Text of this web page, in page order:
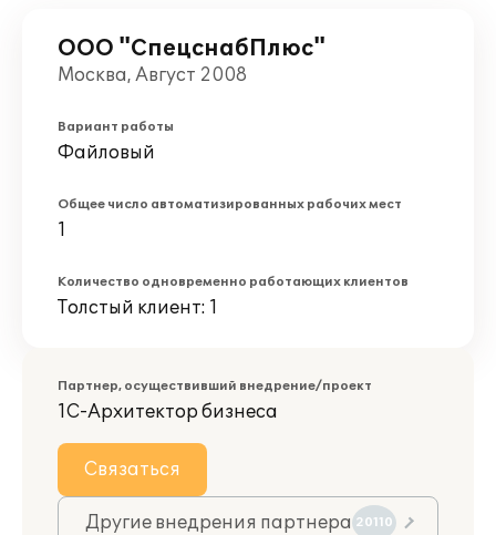
ООО "СпецснабПлюс"
Москва, Август 2008
Вариант работы
Файловый
Общее число автоматизированных рабочих мест
1
Количество одновременно работающих клиентов
Толстый клиент: 1
Партнер, осуществивший внедрение/проект
1С-Архитектор бизнеса
Связаться
Другие внедрения партнера 20110